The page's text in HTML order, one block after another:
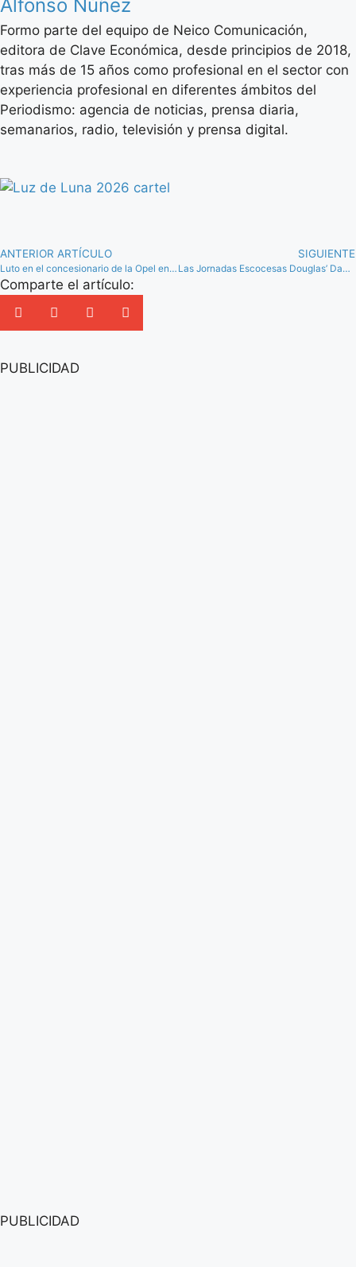
Alfonso Núñez
Formo parte del equipo de Neico Comunicación,
editora de Clave Económica, desde principios de 2018,
tras más de 15 años como profesional en el sector con
experiencia profesional en diferentes ámbitos del
Periodismo: agencia de noticias, prensa diaria,
semanarios, radio, televisión y prensa digital.
ANTERIOR ARTÍCULO
Luto en el concesionario de la Opel en Antequera por el fallecimiento de su gerente
SIGUIENTE
Las Jornadas Escocesas Douglas’ Days de Teba cumplen 15 años recordando la leyenda de Braveheart
Comparte el artículo:
PUBLICIDAD
PUBLICIDAD